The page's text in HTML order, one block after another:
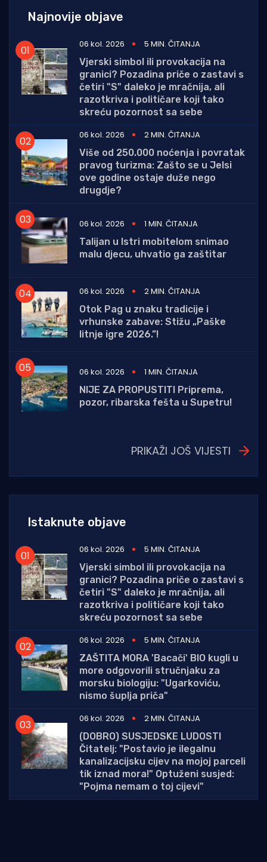
Najnovije objave
06 kol. 2026
5 MIN. ČITANJA
Vjerski simbol ili provokacija na
granici? Pozadina priče o zastavi s
četiri "S" daleko je mračnija, ali
razotkriva i političare koji tako
skreću pozornost sa sebe
06 kol. 2026
2 MIN. ČITANJA
Više od 250.000 noćenja i povratak
pravog turizma: Zašto se u Jelsi
ove godine ostaje duže nego
drugdje?
06 kol. 2026
1 MIN. ČITANJA
Talijan u Istri mobitelom snimao
malu djecu, uhvatio ga zaštitar
06 kol. 2026
2 MIN. ČITANJA
Otok Pag u znaku tradicije i
vrhunske zabave: Stižu „Paške
litnje igre 2026.”!
06 kol. 2026
1 MIN. ČITANJA
NIJE ZA PROPUSTITI Priprema,
pozor, ribarska fešta u Supetru!
PRIKAŽI JOŠ VIJESTI
Istaknute objave
06 kol. 2026
5 MIN. ČITANJA
Vjerski simbol ili provokacija na
granici? Pozadina priče o zastavi s
četiri "S" daleko je mračnija, ali
razotkriva i političare koji tako
skreću pozornost sa sebe
06 kol. 2026
5 MIN. ČITANJA
ZAŠTITA MORA 'Bacači' BIO kugli u
more odgovorili stručnjaku za
morsku biologiju: "Ugarkoviću,
nismo šuplja priča"
06 kol. 2026
2 MIN. ČITANJA
(DOBRO) SUSJEDSKE LUDOSTI
Čitatelj: "Postavio je ilegalnu
kanalizacijsku cijev na mojoj parceli
tik iznad mora!" Optuženi susjed:
"Pojma nemam o toj cijevi"